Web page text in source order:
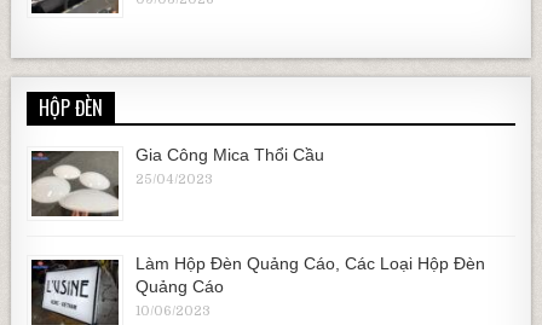
HỘP ĐÈN
Gia Công Mica Thổi Cầu
25/04/2023
Làm Hộp Đèn Quảng Cáo, Các Loại Hộp Đèn
Quảng Cáo
10/06/2023